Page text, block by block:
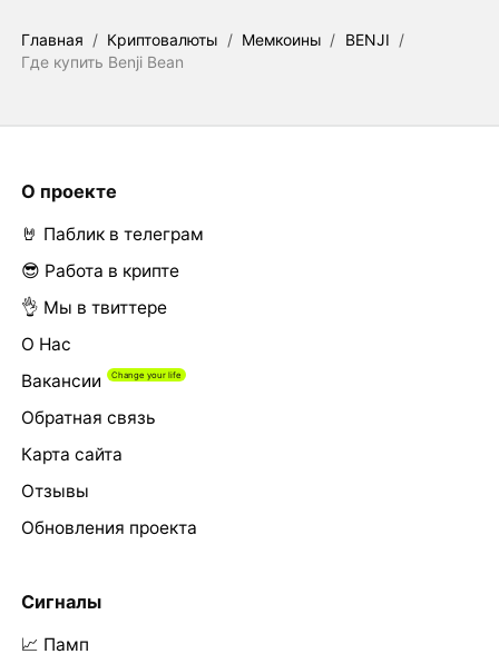
Главная / Криптовалюты / Мемкоины / BENJI /
Где купить Benji Bean
О проекте
🤘 Паблик в телеграм
😎 Работа в крипте
👌 Мы в твиттере
О Нас
Вакансии
Обратная связь
Карта сайта
Отзывы
Обновления проекта
Сигналы
📈 Памп